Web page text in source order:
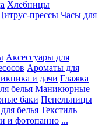
Хлебницы
прессы Часы для
Аксессуары для
Ароматы для
и дачи Глажка
белья Маникюрные
баки Пепельницы
белья Текстиль
и фотопанно ...